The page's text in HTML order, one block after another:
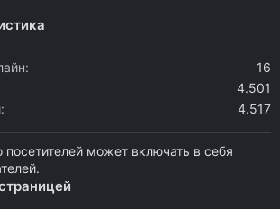
16
4.501
4.517
может включать в себя